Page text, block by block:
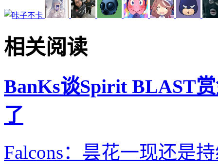
相关阅读
BanKs谈Spirit BLAST
了
Falcons：昙花一现还是